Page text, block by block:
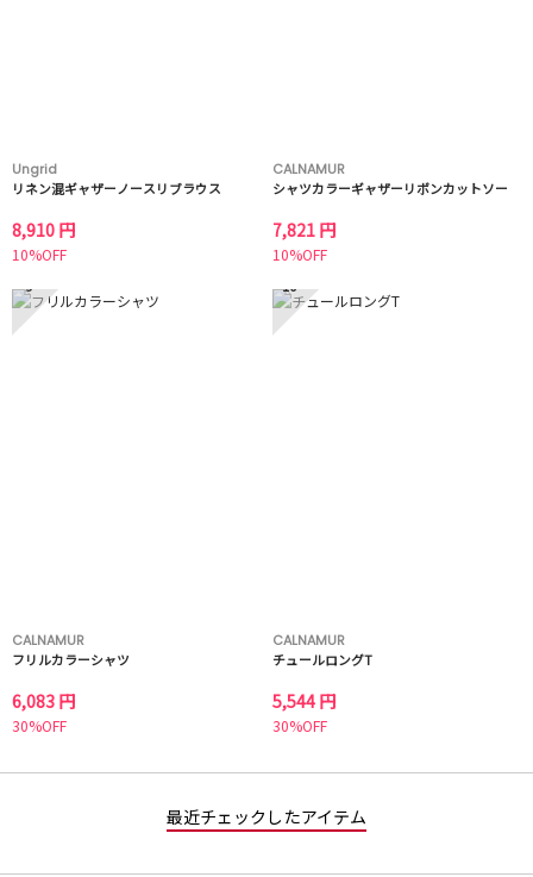
Ungrid
リネン混ギャザーノースリブラウス
8,910 円
10%OFF
CALNAMUR
シャツカラーギャザーリボンカットソー
7,821 円
10%OFF
9
CALNAMUR
フリルカラーシャツ
6,083 円
30%OFF
10
CALNAMUR
チュールロングT
5,544 円
30%OFF
最近チェックしたアイテム